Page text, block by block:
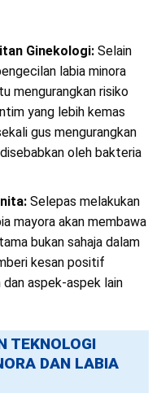
Ginekologi:Selain
labia minora
mengurangkan risiko
yang lebih kemas
gus mengurangkan
oleh bakteria
Selepas melakukan
mayora akan membawa
bukan sahaja dalam
kesan positif
aspek-aspek lain
TEKNOLOGI
DAN LABIA